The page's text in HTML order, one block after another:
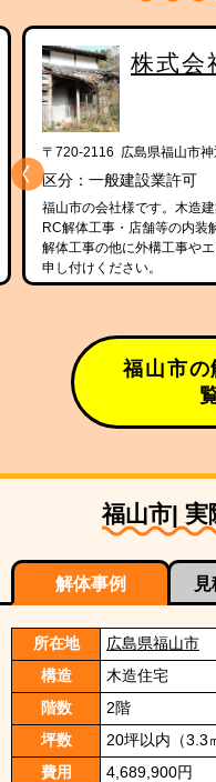
株式会
〒720-2116 広島県福山市
区分：一般建設業許可
福山市の会社様です。木造
RC解体工事・店舗等の内装
解体工事の他に外構工事や
申し付けください。
福山市の
福山市| 実
解体事例
所在地
広島県福山市
構造
木造住宅
階数
2階
坪数
20坪以内（3.3
費用
4,689,900円